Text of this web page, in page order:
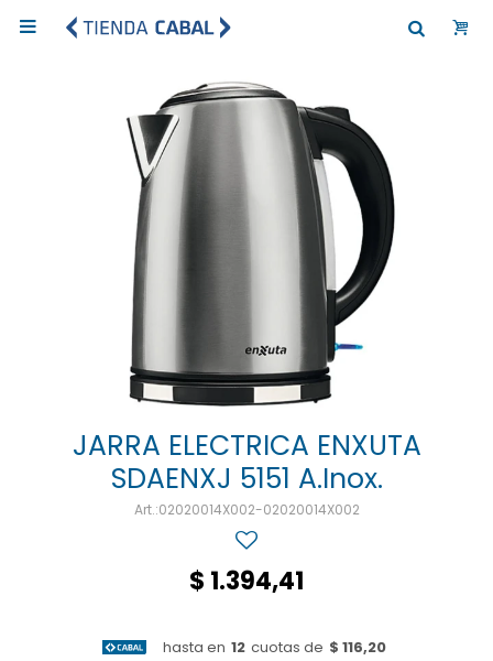

JARRA ELECTRICA ENXUTA
SDAENXJ 5151 A.Inox.
02020014X002-02020014X002
$ 1.394,41
hasta en 12 cuotas de $ 116,20